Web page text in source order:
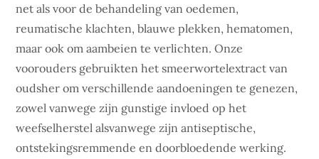
net als voor de behandeling van oedemen,
reumatische klachten, blauwe plekken, hematomen,
maar ook om aambeien te verlichten. Onze
voorouders gebruikten het smeerwortelextract van
oudsher om verschillende aandoeningen te genezen,
zowel vanwege zijn gunstige invloed op het
weefselherstel alsvanwege zijn antiseptische,
ontstekingsremmende en doorbloedende werking.